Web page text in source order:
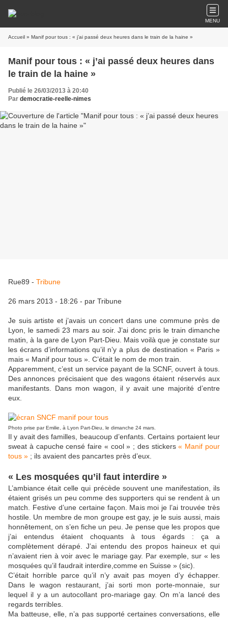
MENU
Accueil » Manif pour tous : « j’ai passé deux heures dans le train de la haine »
Manif pour tous : « j’ai passé deux heures dans
le train de la haine »
Publié le 26/03/2013 à 20:40
Par democratie-reelle-nimes
Rue89 - Tribune
26 mars 2013 - 18:26 - par Tribune
Je suis artiste et j’avais un concert dans une commune près de
Lyon, le samedi 23 mars au soir. J’ai donc pris le train dimanche
matin, à la gare de Lyon Part-Dieu. Mais voilà que je constate sur
les écrans d’informations qu’il n’y a plus de destination « Paris »
mais « Manif pour tous ». C’était le nom de mon train.
Apparemment, c’est un service payant de la SCNF, ouvert à tous.
Des annonces précisaient que des wagons étaient réservés aux
manifestants. Dans mon wagon, il y avait une majorité d’entre
eux.
Photo prise par Emilie, à Lyon Part-Dieu, le dimanche 24 mars.
Il y avait des familles, beaucoup d’enfants. Certains portaient leur
sweat à capuche censé faire « cool » ; des stickers« Manif pour
tous » ; ils avaient des pancartes près d’eux.
« Les mosquées qu’il faut interdire »
L’ambiance était celle qui précède souvent une manifestation, ils
étaient grisés un peu comme des supporters qui se rendent à un
match. Festive d’une certaine façon. Mais moi je l’ai trouvée très
hostile. Un membre de mon groupe est gay, je le suis aussi, mais
honnêtement, on s’en fiche un peu. Je pense que les propos que
j’ai entendus étaient choquants à tous égards : ça a
complètement dérapé. J’ai entendu des propos haineux et qui
n’avaient rien à voir avec le mariage gay. Par exemple, sur « les
mosquées qu’il faudrait interdire,comme en Suisse » (sic).
C’était horrible parce qu’il n’y avait pas moyen d’y échapper.
Dans le wagon restaurant, j’ai sorti mon porte-monnaie, sur
lequel il y a un autocollant pro-mariage gay. On m’a lancé des
regards terribles.
Ma batteuse, elle, n’a pas supporté certaines conversations, elle